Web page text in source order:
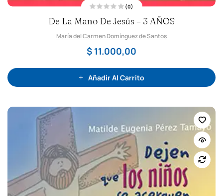
a
l
r
a
d
o
n
0
d
(0)
De La Mano De Jesús – 3 AÑOS
María del Carmen Domínguez de Santos
$ 11.000,00
Añadir Al Carrito